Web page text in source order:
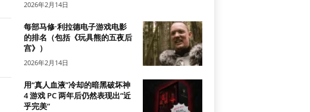
2026年2月14日
每部马修·利拉德电子游戏电影
的排名（包括《玩具熊的五夜后
宫》）
2026年2月14日
用“真人血液”冷却的暗黑破坏神
4 游戏 PC 两年后仍然表现出“近
乎完美”